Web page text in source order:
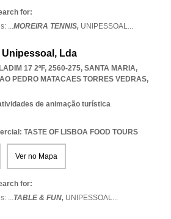
for:
...MOREIRA TENNIS, UNIPESSOAL...
Unipessoal, Lda
17 2ºF, 2560-275, SANTA MARIA,
PEDRO MATACAES TORRES VEDRAS,
de animação turística
TASTE OF LISBOA FOOD TOURS
Ver no Mapa
for:
...TABLE & FUN, UNIPESSOAL...